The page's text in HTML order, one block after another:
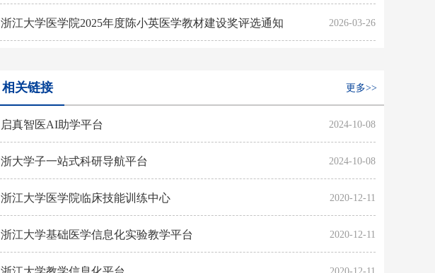
浙江大学医学院2025年度陈小英医学教材建设奖评选通知 2026-03-26
相关链接 更多>>
启真智医AI助学平台 2024-10-08
浙大学子一站式科研导航平台 2024-10-08
浙江大学医学院临床技能训练中心 2020-12-11
浙江大学基础医学信息化实验教学平台 2020-12-11